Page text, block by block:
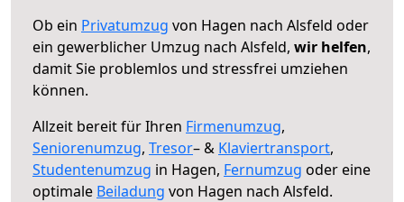
Ob ein Privatumzug von Hagen nach Alsfeld oder
ein gewerblicher Umzug nach Alsfeld, wir helfen,
damit Sie problemlos und stressfrei umziehen
können.
Allzeit bereit für Ihren Firmenumzug,
Seniorenumzug, Tresor– & Klaviertransport,
Studentenumzug in Hagen, Fernumzug oder eine
optimale Beiladung von Hagen nach Alsfeld.